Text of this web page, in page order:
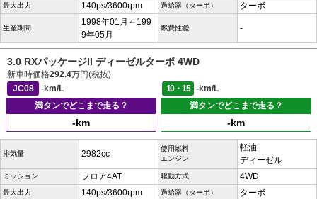
最大出力 140ps/3600rpm 過給器（ターボ） ターボ
生産期間
1998年01月～199
9年05月
燃費性能 -
3.0 RXパッケージII ディーゼルターボ 4WD
新車時価格292.4万円(税抜)
JC08
-km/L 10・15
-km/L
満タンでどこまで走る？
-km
満タンでどこまで走る？
-km
排気量 2982cc
使用燃料
エンジン
軽油
ディーゼル
ミッション フロア4AT 駆動方式 4WD
最大出力 140ps/3600rpm 過給器（ターボ） ターボ